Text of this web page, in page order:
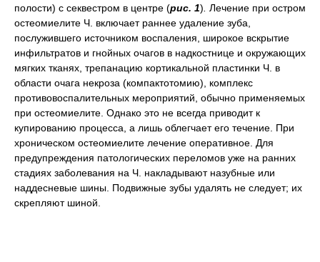
полости) с секвестром в центре (рис. 1). Лечение при остром
остеомиелите Ч. включает раннее удаление зуба,
послужившего источником воспаления, широкое вскрытие
инфильтратов и гнойных очагов в надкостнице и окружающих
мягких тканях, трепанацию кортикальной пластинки Ч. в
области очага некроза (компактотомию), комплекс
противовоспалительных мероприятий, обычно применяемых
при остеомиелите. Однако это не всегда приводит к
купированию процесса, а лишь облегчает его течение. При
хроническом остеомиелите лечение оперативное. Для
предупреждения патологических переломов уже на ранних
стадиях заболевания на Ч. накладывают назубные или
наддесневые шины. Подвижные зубы удалять не следует; их
скрепляют шиной.